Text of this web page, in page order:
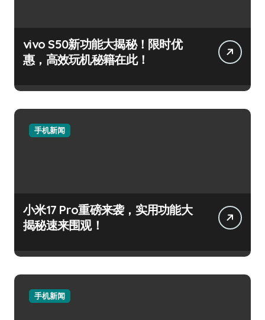
vivo S50新功能大揭秘！限时优
惠，高效玩机秘籍在此！
手机新闻
小米17 Pro重磅来袭，实用功能大
揭秘速来围观！
手机新闻